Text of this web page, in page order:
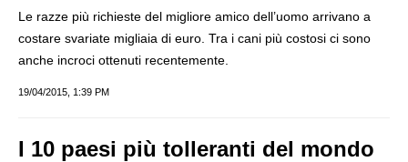
Le razze più richieste del migliore amico dell’uomo arrivano a
costare svariate migliaia di euro. Tra i cani più costosi ci sono
anche incroci ottenuti recentemente.
19/04/2015, 1:39 PM
I 10 paesi più tolleranti del mondo